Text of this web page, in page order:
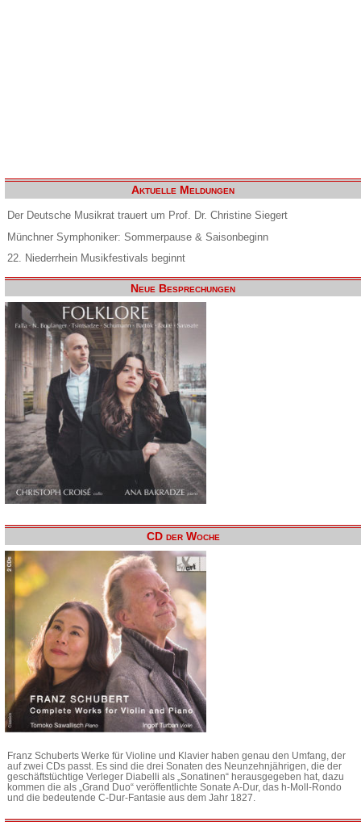
Aktuelle Meldungen
Der Deutsche Musikrat trauert um Prof. Dr. Christine Siegert
Münchner Symphoniker: Sommerpause & Saisonbeginn
22. Niederrhein Musikfestivals beginnt
Neue Besprechungen
CD der Woche
Franz Schuberts Werke für Violine und Klavier haben genau den Umfang, der
auf zwei CDs passt. Es sind die drei Sonaten des Neunzehnjährigen, die der
geschäftstüchtige Verleger Diabelli als „Sonatinen“ herausgegeben hat, dazu
kommen die als „Grand Duo“ veröffentlichte Sonate A-Dur, das h-Moll-Rondo
und die bedeutende C-Dur-Fantasie aus dem Jahr 1827.